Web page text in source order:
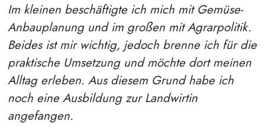
Im kleinen beschäftigte ich mich mit Gemüse-
Anbauplanung und im großen mit Agrarpolitik.
Beides ist mir wichtig, jedoch brenne ich für die
praktische Umsetzung und möchte dort meinen
Alltag erleben. Aus diesem Grund habe ich
noch eine Ausbildung zur Landwirtin
angefangen.